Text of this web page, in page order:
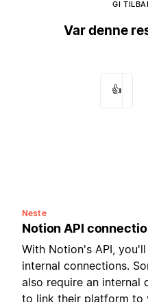
GI
Var denne
👍
Neste
Notion API
With Notion's API,
internal connections.
also require an internal
to link their platform to